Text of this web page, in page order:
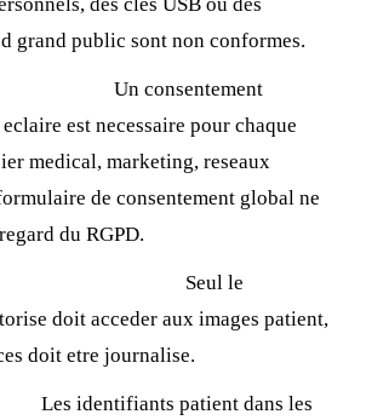
grand public sont non conformes.
Un consentement
est necessaire pour chaque
medical, marketing, reseaux
de consentement global ne
du RGPD.
Seul le
doit acceder aux images patient,
doit etre journalise.
Les identifiants patient dans les